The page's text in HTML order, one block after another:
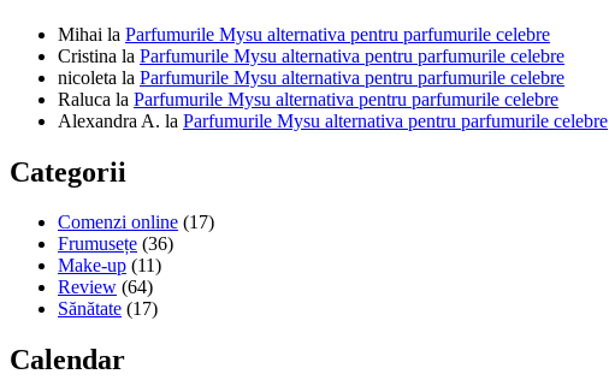
apa
de
cocos
si
flori
de
Mihai la Parfumurile Mysu alternativa pentru parfumurile celebre
Cristina la Parfumurile Mysu alternativa pentru parfumurile celebre
nicoleta la Parfumurile Mysu alternativa pentru parfumurile celebre
Raluca la Parfumurile Mysu alternativa pentru parfumurile celebre
Alexandra A. la Parfumurile Mysu alternativa pentru parfumurile celebre
Categorii
Comenzi online (17)
Frumusețe (36)
Make-up (11)
Review (64)
Sănătate (17)
Calendar